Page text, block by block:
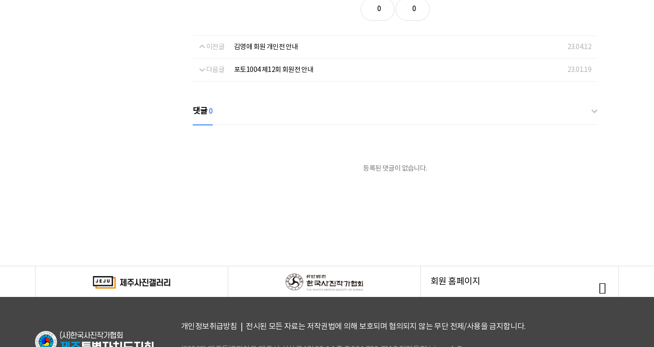
0 0
이전글 김영애 회원 개인전 안내 23.04.12
다음글 포토1004 제12회 회원전 안내 23.01.19
댓글0
등록된 댓글이 없습니다.
회원 홈페이지
개인정보취급방침 | 전시된 모든 자료는 저작권법에 의해 보호되며 협의되지 않는 무단 전제/사용을 금지합니다.